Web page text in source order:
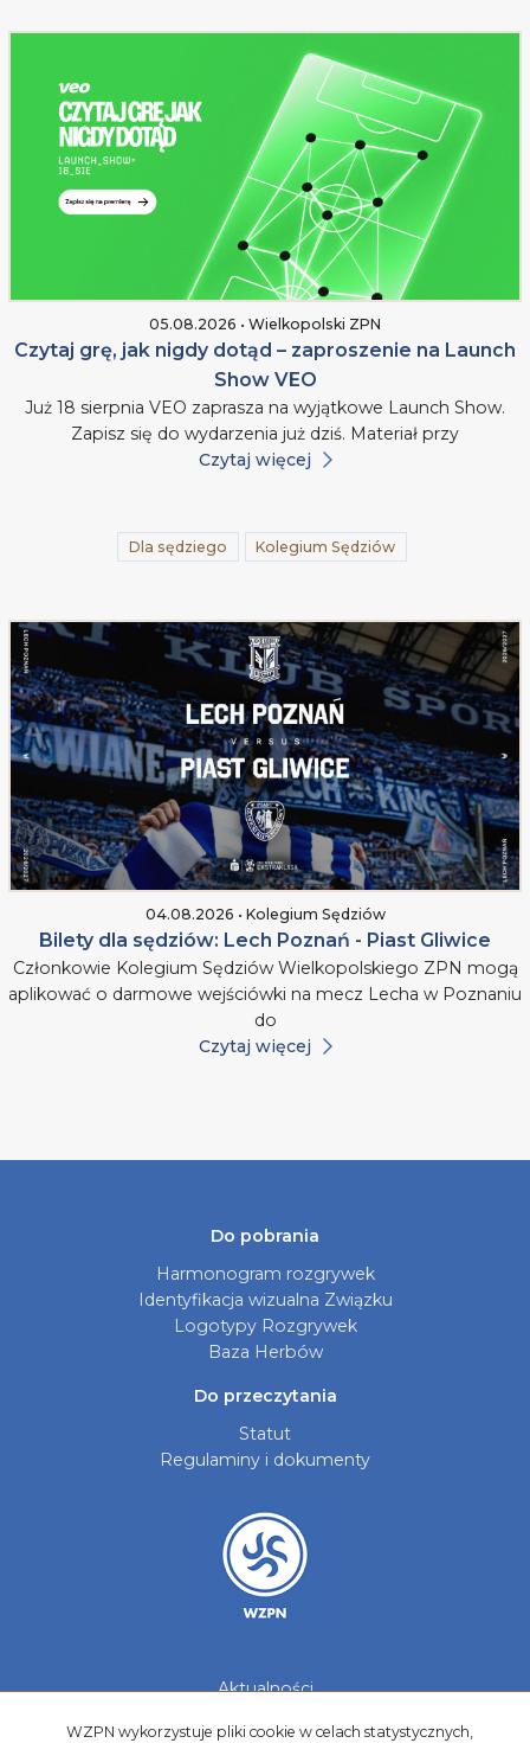
05.08.2026 • Wielkopolski ZPN
Czytaj grę, jak nigdy dotąd – zaproszenie na Launch
Show VEO
Już 18 sierpnia VEO zaprasza na wyjątkowe Launch Show.
Zapisz się do wydarzenia już dziś. Materiał przy
Czytaj więcej
Dla sędziego Kolegium Sędziów
04.08.2026 • Kolegium Sędziów
Bilety dla sędziów: Lech Poznań - Piast Gliwice
Członkowie Kolegium Sędziów Wielkopolskiego ZPN mogą
aplikować o darmowe wejściówki na mecz Lecha w Poznaniu
do
Czytaj więcej
Do pobrania
Harmonogram rozgrywek
Identyfikacja wizualna Związku
Logotypy Rozgrywek
Baza Herbów
Do przeczytania
Statut
Regulaminy i dokumenty
Aktualności
WZPN wykorzystuje pliki cookie w celach statystycznych,